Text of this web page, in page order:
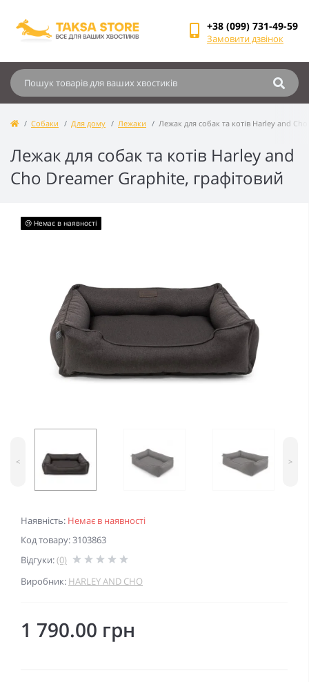
+38 (099) 731-49-59
Замовити дзвінок
Собаки Для дому Лежаки Лежак для собак та котів Harley and
Лежак для собак та котів Harley and
Cho Dreamer Graphite, графітовий
Наявність: Немає в наявності
Код товару: 3103863
Відгуки:(0)
Виробник: HARLEY AND CHO
😢 Немає в наявності
< >
1 790.00 грн